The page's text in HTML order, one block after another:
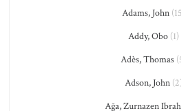
Adams, John
Addy, Obo (1)
Adès, Thomas
Adson, John
Ağa, Zurnazen